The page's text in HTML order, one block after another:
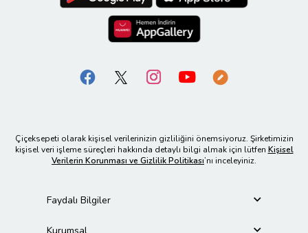
Çiçeksepeti olarak kişisel verilerinizin gizliliğini önemsiyoruz. Şirketimizin
kişisel veri işleme süreçleri hakkında detaylı bilgi almak için lütfen Kişisel
Verilerin Korunması ve Gizlilik Politikası’nı inceleyiniz.
Faydalı Bilgiler